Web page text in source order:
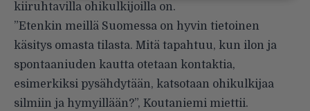
kiiruhtavilla ohikulkijoilla on.
”Etenkin meillä Suomessa on hyvin tietoinen
käsitys omasta tilasta. Mitä tapahtuu, kun ilon ja
spontaaniuden kautta otetaan kontaktia,
esimerkiksi pysähdytään, katsotaan ohikulkijaa
silmiin ja hymyillään?”, Koutaniemi miettii.